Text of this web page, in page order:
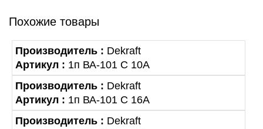
Похожие товары
Производитель : Dekraft
Артикул : 1п ВА-101 С 10А
Производитель : Dekraft
Артикул : 1п ВА-101 С 16А
Производитель : Dekraft